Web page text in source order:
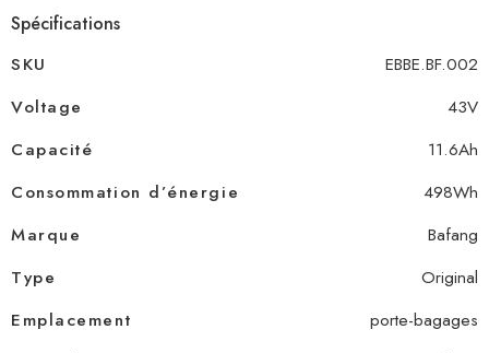
Spécifications
SKU
EBBE.BF.002
Voltage
43V
Capacité
11.6Ah
Consommation d’énergie
498Wh
Marque
Bafang
Type
Original
Emplacement
porte-bagages